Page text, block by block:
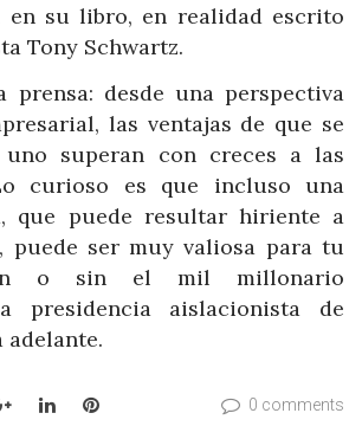
en su libro, en realidad escrito
Tony Schwartz.
prensa: desde una perspectiva
las ventajas de que se
uno superan con creces a las
curioso es que incluso una
que puede resultar hiriente a
puede ser muy valiosa para tu
o sin el mil millonario
presidencia aislacionista de
Google+LinkedInPinterest 0 comments